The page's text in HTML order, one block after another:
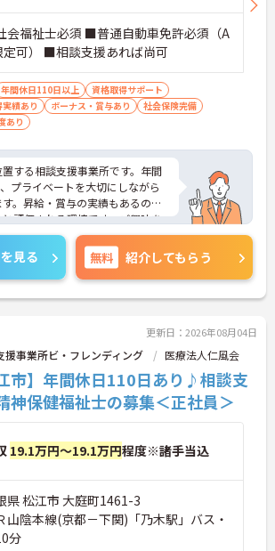
会福祉士必須 ■普通自動車免許必須（A
定可） ■相談支援あれば尚可
年間休日110日以上
資格取得サポート
績あり
ボーナス・賞与あり
社会保険完備
あり
する相談支援事業所です。年間
プライベートを大切にしながら
。昇給・賞与の実績もあるので
評価される環境です。ご興味を
にお問い合わせください。
見る 無料 紹介してもらう
更新日：2026年08月04日
援事業所ビ・フレンディング 医療法人仁風会
市】年間休日110日あり♪相談支
神保健福祉士の募集＜正社員＞
19.1万円～19.1万円程度※諸手当込
県 松江市 大庭町1461-3
山陰本線(京都－下関)「乃木駅」バス・
分